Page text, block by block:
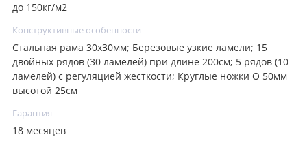
до 150кг/м2
Конструктивные особенности
Стальная рама 30х30мм; Березовые узкие ламели; 15
двойных рядов (30 ламелей) при длине 200см; 5 рядов (10
ламелей) с регуляцией жесткости; Круглые ножки O 50мм
высотой 25см
Гарантия
18 месяцев